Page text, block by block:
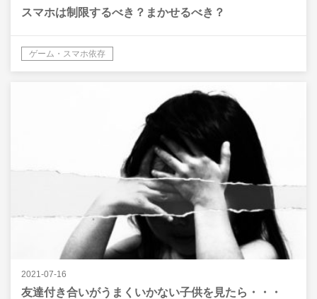
スマホは制限するべき？まかせるべき？
ゲーム・スマホ依存
2021-07-16
友達付き合いがうまくいかない子供を見たら・・・